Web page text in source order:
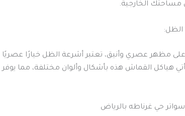
مساحتك الخارجية.
مظهر عصري وأنيق، تعتبر أشرعة الظل خيارًا عصريًا
هياكل القماش هذه بأشكال وألوان مختلفة، مما
حي غرناطه بالرياض